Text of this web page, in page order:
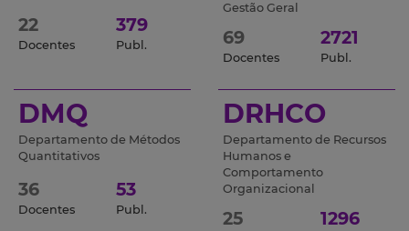
22
Docentes
379
Publ.
Gestão Geral
69
Docentes
2721
Publ.
DMQ
Departamento de Métodos
Quantitativos
36
Docentes
53
Publ.
DRHCO
Departamento de Recursos
Humanos e
Comportamento
Organizacional
25 1296